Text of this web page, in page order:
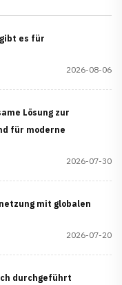
es für
2026-08-06
Lösung zur
für moderne
2026-07-30
mit globalen
2026-07-20
durchgeführt